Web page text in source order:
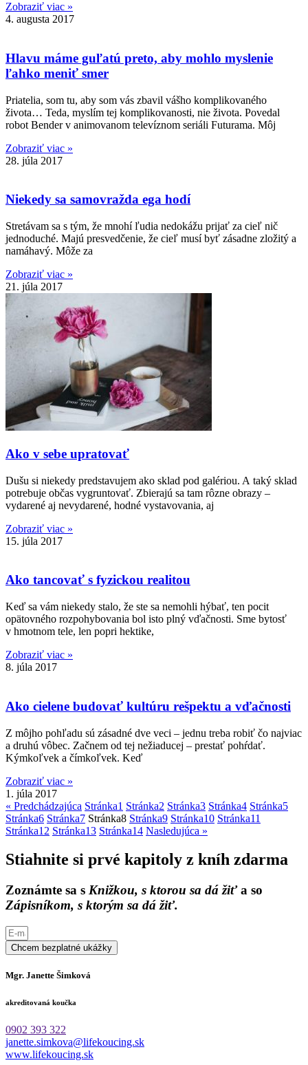
Zobraziť viac »
4. augusta 2017
Hlavu máme guľatú preto, aby mohlo myslenie
ľahko meniť smer
Priatelia, som tu, aby som vás zbavil vášho komplikovaného
života… Teda, myslím tej komplikovanosti, nie života. Povedal
robot Bender v animovanom televíznom seriáli Futurama. Môj
Zobraziť viac »
28. júla 2017
Niekedy sa samovražda ega hodí
Stretávam sa s tým, že mnohí ľudia nedokážu prijať za cieľ nič
jednoduché. Majú presvedčenie, že cieľ musí byť zásadne zložitý a
namáhavý. Môže za
Zobraziť viac »
21. júla 2017
Ako v sebe upratovať
Dušu si niekedy predstavujem ako sklad pod galériou. A taký sklad
potrebuje občas vygruntovať. Zbierajú sa tam rôzne obrazy –
vydarené aj nevydarené, hodné vystavovania, aj
Zobraziť viac »
15. júla 2017
Ako tancovať s fyzickou realitou
Keď sa vám niekedy stalo, že ste sa nemohli hýbať, ten pocit
opätovného rozpohybovania bol isto plný vďačnosti. Sme bytosť
v hmotnom tele, len popri hektike,
Zobraziť viac »
8. júla 2017
Ako cielene budovať kultúru rešpektu a vďačnosti
Z môjho pohľadu sú zásadné dve veci – jednu treba robiť čo najviac
a druhú vôbec. Začnem od tej nežiaducej – prestať pohŕdať.
Kýmkoľvek a čímkoľvek. Keď
Zobraziť viac »
1. júla 2017
« Predchádzajúca Stránka1 Stránka2 Stránka3 Stránka4 Stránka5
Stránka6 Stránka7 Stránka8 Stránka9 Stránka10 Stránka11
Stránka12 Stránka13 Stránka14 Nasledujúca »
Stiahnite si prvé kapitoly z kníh zdarma
Zoznámte sa s Knižkou, s ktorou sa dá žiťa so
Zápisníkom, s ktorým sa dá žiť.
Chcem bezplatné ukážky
Mgr. Janette Šimková
akreditovaná koučka
0902 393 322
janette.simkova@lifekoucing.sk
www.lifekoucing.sk